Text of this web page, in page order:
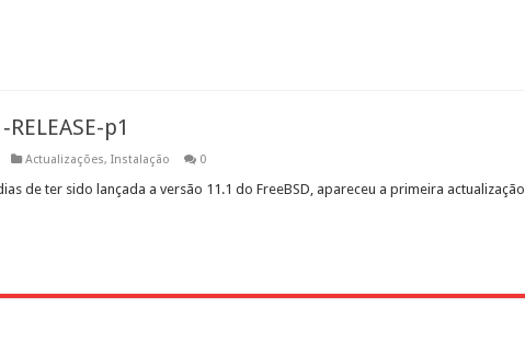
p1
Actualizações, Instalação 0
de ter sido lança­da a ver­são 11.1 do FreeB­SD, apare­ceu a primeira actu­al­iza­ção